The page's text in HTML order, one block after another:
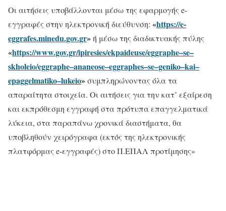
Οι αιτήσεις υποβάλλονται μέσω της εφαρμογής e-
εγγραφές στην ηλεκτρονική διεύθυνση: «https://e-
eggrafes.minedu.gov.gr»ή μέσω της διαδικτυακής πύλης
«https://www.gov.gr/ipiresies/ekpaideuse/eggraphe–se–
skholeio/eggraphe–ananeose–eggraphes–se–geniko–kai–
epaggelmatiko–lukeio»συμπληρώνοντας όλα τα
απαραίτητα στοιχεία. Οι αιτήσεις για την κατ’ εξαίρεση
και εκπρόθεσμη εγγραφή στα πρότυπα επαγγελματικά
λύκεια, στα παραπάνω χρονικά διαστήματα, θα
υποβληθούν χειρόγραφα (εκτός της ηλεκτρονικής
πλατφόρμας e-εγγραφές) στο Π.ΕΠΑΛ προτίμησης»